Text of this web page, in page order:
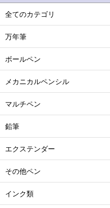
全てのカテゴリ
万年筆
ボールペン
メカニカルペンシル
マルチペン
鉛筆
エクステンダー
その他ペン
インク類